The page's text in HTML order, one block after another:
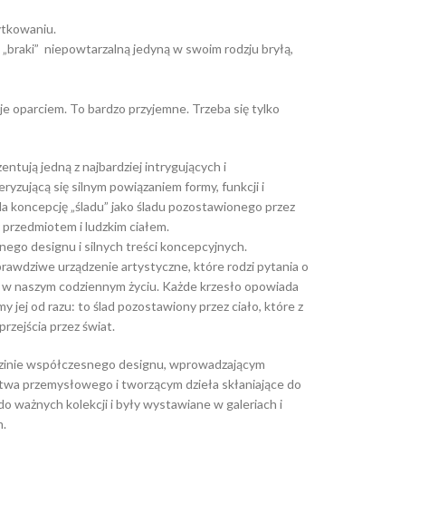
niepowtarzalną jedyną w swoim rodzju bryłą,
oparciem. To bardzo przyjemne. Trzeba się tylko
jedną z najbardziej intrygujących i
się silnym powiązaniem formy, funkcji i
koncepcję „śladu” jako śladu pozostawionego przez
i ludzkim ciałem.
designu i silnych treści koncepcyjnych.
urządzenie artystyczne, które rodzi pytania o
naszym codziennym życiu. Każde krzesło opowiada
jej od razu: to ślad pozostawiony przez ciało, które z
przez świat.
współczesnego designu, wprowadzającym
przemysłowego i tworzącym dzieła skłaniające do
ważnych kolekcji i były wystawiane w galeriach i